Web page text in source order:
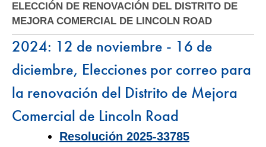
ELECCIÓN DE RENOVACIÓN DEL DISTRITO DE
MEJORA COMERCIAL DE LINCOLN ROAD
2024: 12 de noviembre - 16 de
diciembre, Elecciones por correo para
la renovación del Distrito de Mejora
Comercial de Lincoln Road
Resolución 2025-33785